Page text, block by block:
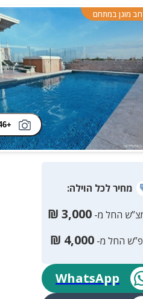
מוגן במתחם
+46 תמונות
מחירלכל הוילה:
החל מ- 3,000
₪
החל מ- 4,000
₪
WhatsApp